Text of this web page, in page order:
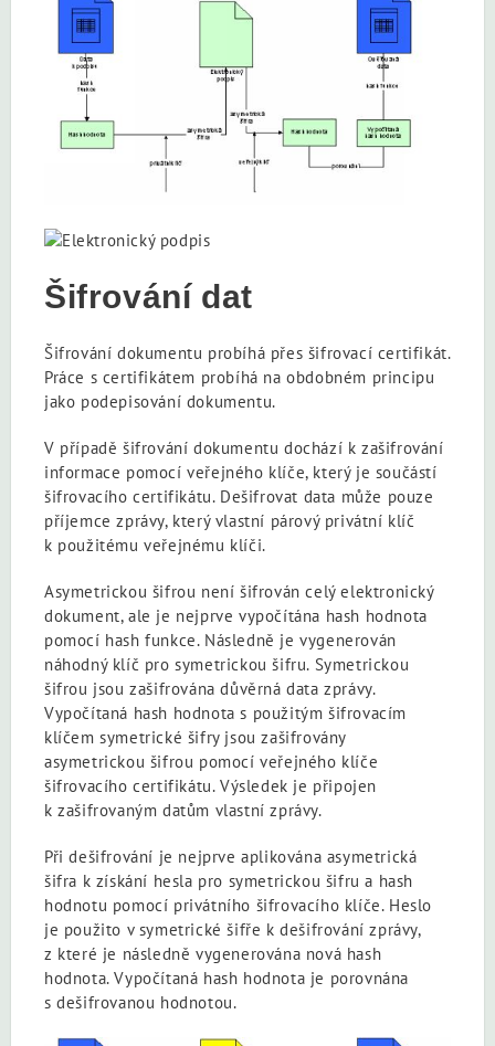
Šifrování dat
Šifrování dokumentu probíhá přes šifrovací certifikát.
Práce s certifikátem probíhá na obdobném principu
jako podepisování dokumentu.
V případě šifrování dokumentu dochází k zašifrování
informace pomocí veřejného klíče, který je součástí
šifrovacího certifikátu. Dešifrovat data může pouze
příjemce zprávy, který vlastní párový privátní klíč
k použitému veřejnému klíči.
Asymetrickou šifrou není šifrován celý elektronický
dokument, ale je nejprve vypočítána hash hodnota
pomocí hash funkce. Následně je vygenerován
náhodný klíč pro symetrickou šifru. Symetrickou
šifrou jsou zašifrována důvěrná data zprávy.
Vypočítaná hash hodnota s použitým šifrovacím
klíčem symetrické šifry jsou zašifrovány
asymetrickou šifrou pomocí veřejného klíče
šifrovacího certifikátu. Výsledek je připojen
k zašifrovaným datům vlastní zprávy.
Při dešifrování je nejprve aplikována asymetrická
šifra k získání hesla pro symetrickou šifru a hash
hodnotu pomocí privátního šifrovacího klíče. Heslo
je použito v symetrické šifře k dešifrování zprávy,
z které je následně vygenerována nová hash
hodnota. Vypočítaná hash hodnota je porovnána
s dešifrovanou hodnotou.